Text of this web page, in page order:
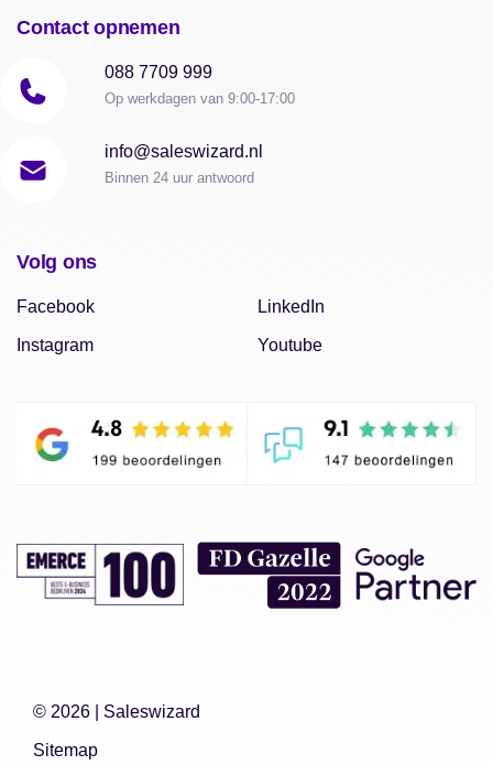
Contact opnemen
088 7709 999
Op werkdagen van 9:00-17:00
info@saleswizard.nl
Binnen 24 uur antwoord
Volg ons
Facebook
Instagram
LinkedIn
Youtube
© 2026 | Saleswizard
Sitemap